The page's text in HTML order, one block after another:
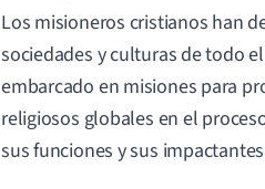
Los misioneros cristianos han
sociedades y culturas de todo
embarcado en misiones para
religiosos globales en el
sus funciones y sus